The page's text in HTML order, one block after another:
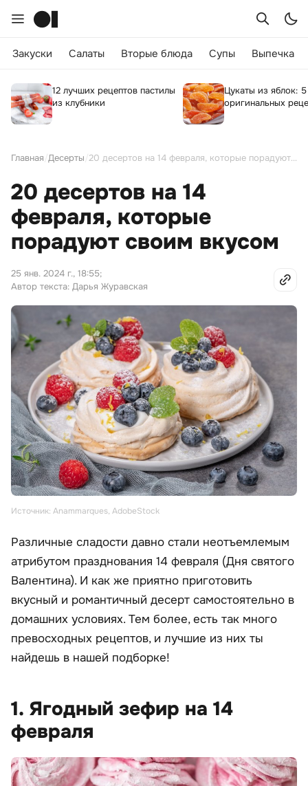
Закуски Салаты Вторые блюда Супы Выпечка
12 лучших рецептов пастилы
из клубники
Цукаты из яблок:
оригинальных
Главная Десерты 20 десертов на 14 февраля, которые порадуют своим вкусом
20 десертов на 14
февраля, которые
порадуют своим вкусом
25 янв. 2024 г., 18:55;
Автор текста: Дарья Журавская
Источник: Anammarques, AdobeStock
Различные сладости давно стали неотъемлемым
атрибутом празднования 14 февраля (Дня святого
Валентина). И как же приятно приготовить
вкусный и романтичный десерт самостоятельно в
домашних условиях. Тем более, есть так много
превосходных рецептов, и лучшие из них ты
найдешь в нашей подборке!
1. Ягодный зефир на 14
февраля